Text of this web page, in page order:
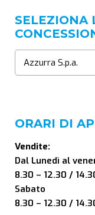
SELEZIONA
ORARI DI
Vendite:
Dal Lunedì al
8.30 – 12.30 /
Sabato
8.30 – 12.30 /